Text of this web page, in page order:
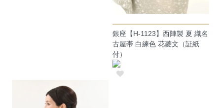
銀座【H-1123】西陣製 夏 織名
古屋帯 白練色 花菱文（証紙
付）